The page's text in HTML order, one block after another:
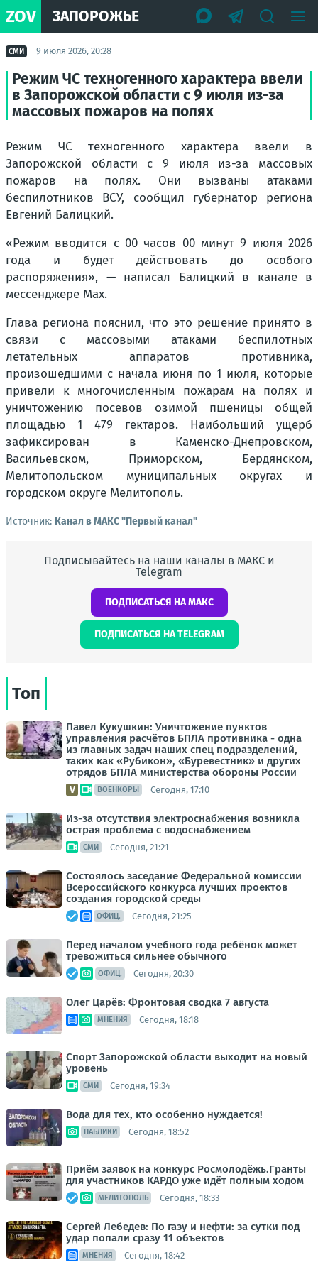
ZOV ЗАПОРОЖЬЕ
СМИ 9 июля 2026, 20:28
Режим ЧС техногенного характера ввели
в Запорожской области с 9 июля из-за
массовых пожаров на полях
Режим ЧС техногенного характера ввели в
Запорожской области с 9 июля из-за массовых
пожаров на полях. Они вызваны атаками
беспилотников ВСУ, сообщил губернатор региона
Евгений Балицкий.
«Режим вводится с 00 часов 00 минут 9 июля 2026
года и будет действовать до особого
распоряжения», — написал Балицкий в канале в
мессенджере Max.
Глава региона пояснил, что это решение принято в
связи с массовыми атаками беспилотных
летательных аппаратов противника,
произошедшими с начала июня по 1 июля, которые
привели к многочисленным пожарам на полях и
уничтожению посевов озимой пшеницы общей
площадью 1 479 гектаров. Наибольший ущерб
зафиксирован в Каменско-Днепровском,
Васильевском, Приморском, Бердянском,
Мелитопольском муниципальных округах и
городском округе Мелитополь.
Источник: Канал в МАКС "Первый канал"
Подписывайтесь на наши каналы в МАКС и
Telegram
ПОДПИСАТЬСЯ НА МАКС
ПОДПИСАТЬСЯ НА TELEGRAM
Топ
Павел Кукушкин: Уничтожение пунктов
управления расчётов БПЛА противника - одна
из главных задач наших спец подразделений,
таких как «Рубикон», «Буревестник» и других
отрядов БПЛА министерства обороны России
ВОЕНКОРЫ Сегодня, 17:10
Из-за отсутствия электроснабжения возникла
острая проблема с водоснабжением
СМИ Сегодня, 21:21
Состоялось заседание Федеральной комиссии
Всероссийского конкурса лучших проектов
создания городской среды
ОФИЦ. Сегодня, 21:25
Перед началом учебного года ребёнок может
тревожиться сильнее обычного
ОФИЦ. Сегодня, 20:30
Олег Царёв: Фронтовая сводка 7 августа
МНЕНИЯ Сегодня, 18:18
Спорт Запорожской области выходит на новый
уровень
СМИ Сегодня, 19:34
Вода для тех, кто особенно нуждается!
ПАБЛИКИ Сегодня, 18:52
Приём заявок на конкурс Росмолодёжь.Гранты
для участников КАРДО уже идёт полным ходом
МЕЛИТОПОЛЬ Сегодня, 18:33
Сергей Лебедев: По газу и нефти: за сутки под
удар попали сразу 11 объектов
МНЕНИЯ Сегодня, 18:42